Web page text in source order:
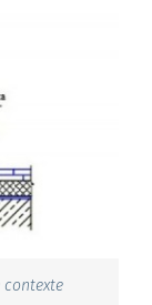
contexte